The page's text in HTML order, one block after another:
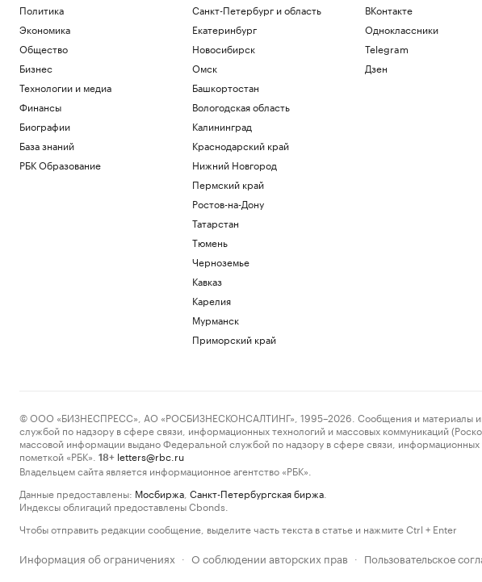
Политика
Экономика
Общество
Бизнес
Технологии и медиа
Финансы
Биографии
База знаний
РБК Образование
Санкт-Петербург и область
Екатеринбург
Новосибирск
Омск
Башкортостан
Вологодская область
Калининград
Краснодарский край
Нижний Новгород
Пермский край
Ростов-на-Дону
Татарстан
Тюмень
Черноземье
Кавказ
Карелия
Мурманск
Приморский край
ВКонтакте
Одноклассники
Telegram
Дзен
© ООО «БИЗНЕСПРЕСС», АО «РОСБИЗНЕСКОНСАЛТИНГ», 1995–2026. Сообщения и материалы
службой по надзору в сфере связи, информационных технологий и массовых коммуникаций
массовой информации выдано Федеральной службой по надзору в сфере связи,
пометкой «РБК».
18+ letters@rbc.ru
Владельцем сайта является информационное агентство «РБК».
Данные предоставлены: Мосбиржа Санкт-Петербургская биржа
Индексы облигаций предоставлены Cbonds.
Чтобы отправить редакции сообщение, выделите часть текста в статье и нажмите Ctrl + Enter
Информация об ограничениях · О соблюдении авторских прав · Пользовательское